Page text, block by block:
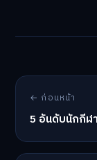
← ก่อนหน้า
5 อันดับนักกีฬ